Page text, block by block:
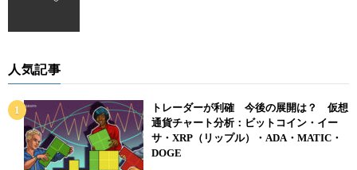
人気記事
トレーダーが利確 今後の展開は？ 仮想
通貨チャート分析：ビットコイン・イー
サ・XRP（リップル）・ADA・MATIC・
DOGE